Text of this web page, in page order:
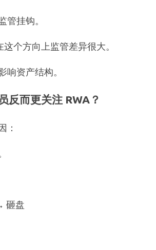
管挂钩。
这个方向上监管差异很大。
响资产结构。
反而更关注 RWA？
：
砸盘